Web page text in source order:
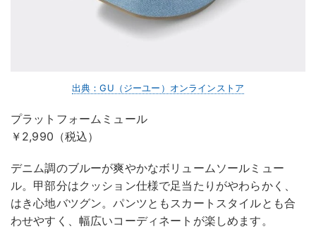
出典：GU（ジーユー）オンラインストア
プラットフォームミュール
￥2,990（税込）
デニム調のブルーが爽やかなボリュームソールミュー
ル。甲部分はクッション仕様で足当たりがやわらかく、
はき心地バツグン。パンツともスカートスタイルとも合
わせやすく、幅広いコーディネートが楽しめます。